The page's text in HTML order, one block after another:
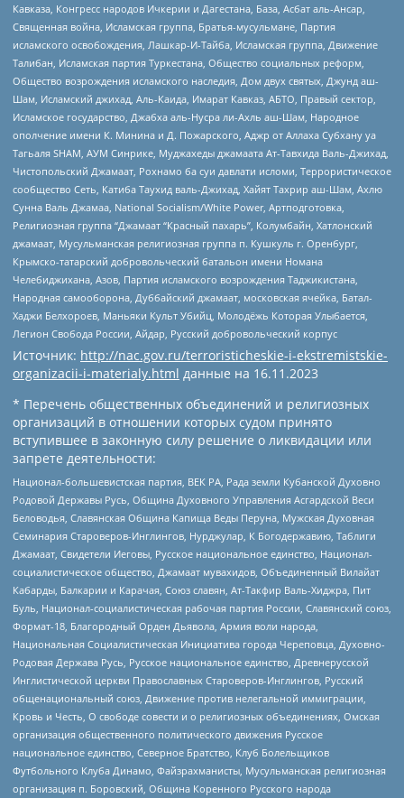
Кавказа, Конгресс народов Ичкерии и Дагестана, База, Асбат аль-Ансар,
Священная война, Исламская группа, Братья-мусульмане, Партия
исламского освобождения, Лашкар-И-Тайба, Исламская группа, Движение
Талибан, Исламская партия Туркестана, Общество социальных реформ,
Общество возрождения исламского наследия, Дом двух святых, Джунд аш-
Шам, Исламский джихад, Аль-Каида, Имарат Кавказ, АБТО, Правый сектор,
Исламское государство, Джабха аль-Нусра ли-Ахль аш-Шам, Народное
ополчение имени К. Минина и Д. Пожарского, Аджр от Аллаха Субхану уа
Тагьаля SHAM, АУМ Синрике, Муджахеды джамаата Ат-Тавхида Валь-Джихад,
Чистопольский Джамаат, Рохнамо ба суи давлати исломи, Террористическое
сообщество Сеть, Катиба Таухид валь-Джихад, Хайят Тахрир аш-Шам, Ахлю
Сунна Валь Джамаа, National Socialism/White Power, Артподготовка,
Религиозная группа “Джамаат “Красный пахарь”, Колумбайн, Хатлонский
джамаат, Мусульманская религиозная группа п. Кушкуль г. Оренбург,
Крымско-татарский добровольческий батальон имени Номана
Челебиджихана, Азов, Партия исламского возрождения Таджикистана,
Народная самооборона, Дуббайский джамаат, московская ячейка, Батал-
Хаджи Белхороев, Маньяки Культ Убийц, Молодёжь Которая Улыбается,
Легион Свобода России, Айдар, Русский добровольческий корпус
Источник: http://nac.gov.ru/terroristicheskie-i-ekstremistskie-
organizacii-i-materialy.html данные на 16.11.2023
* Перечень общественных объединений и религиозных
организаций в отношении которых судом принято
вступившее в законную силу решение о ликвидации или
запрете деятельности:
Национал-большевистская партия, ВЕК РА, Рада земли Кубанской Духовно
Родовой Державы Русь, Община Духовного Управления Асгардской Веси
Беловодья, Славянская Община Капища Веды Перуна, Мужская Духовная
Семинария Староверов-Инглингов, Нурджулар, К Богодержавию, Таблиги
Джамаат, Свидетели Иеговы, Русское национальное единство, Национал-
социалистическое общество, Джамаат мувахидов, Объединенный Вилайат
Кабарды, Балкарии и Карачая, Союз славян, Ат-Такфир Валь-Хиджра, Пит
Буль, Национал-социалистическая рабочая партия России, Славянский союз,
Формат-18, Благородный Орден Дьявола, Армия воли народа,
Национальная Социалистическая Инициатива города Череповца, Духовно-
Родовая Держава Русь, Русское национальное единство, Древнерусской
Инглистической церкви Православных Староверов-Инглингов, Русский
общенациональный союз, Движение против нелегальной иммиграции,
Кровь и Честь, О свободе совести и о религиозных объединениях, Омская
организация общественного политического движения Русское
национальное единство, Северное Братство, Клуб Болельщиков
Футбольного Клуба Динамо, Файзрахманисты, Мусульманская религиозная
организация п. Боровский, Община Коренного Русского народа